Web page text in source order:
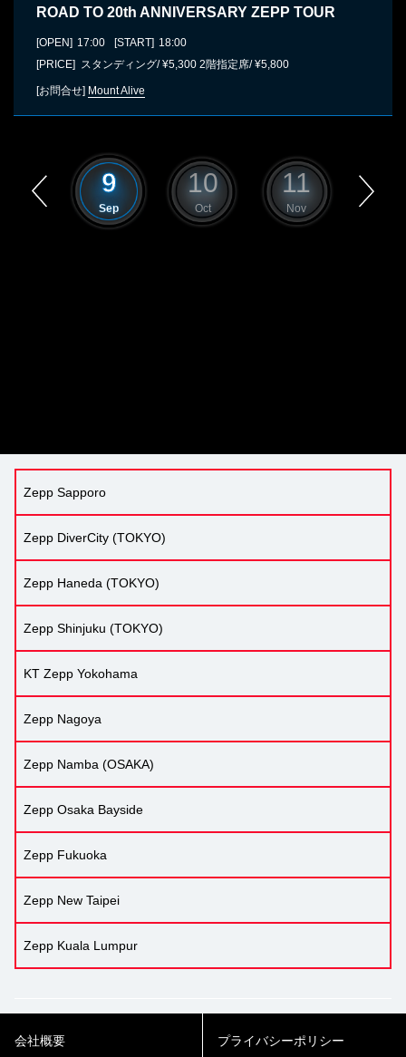
ROAD TO 20th ANNIVERSARY ZEPP TOUR
[OPEN] 17:00 [START] 18:00
[PRICE] スタンディング/ ¥5,300 2階指定席/ ¥5,800
[お問合せ] Mount Alive
9
Sep
10
Oct
11
Nov
Zepp Sapporo
Zepp DiverCity (TOKYO)
Zepp Haneda (TOKYO)
Zepp Shinjuku (TOKYO)
KT Zepp Yokohama
Zepp Nagoya
Zepp Namba (OSAKA)
Zepp Osaka Bayside
Zepp Fukuoka
Zepp New Taipei
Zepp Kuala Lumpur
会社概要 プライバシーポリシー